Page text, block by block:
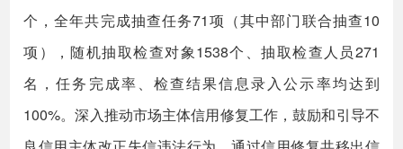
个，全年共完成抽查任务71项（其中部门联合抽查10
项），随机抽取检查对象1538个、抽取检查人员271
名，任务完成率、检查结果信息录入公示率均达到
100%。深入推动市场主体信用修复工作，鼓励和引导不